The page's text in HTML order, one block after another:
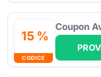
15 %
CODICE
Coupon